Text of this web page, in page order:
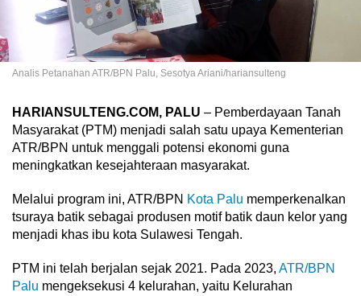
Analis Petanahan ATR/BPN Palu, Sesotya Ariani/hariansulteng
HARIANSULTENG.COM, PALU – Pemberdayaan Tanah
Masyarakat (PTM) menjadi salah satu upaya Kementerian
ATR/BPN untuk menggali potensi ekonomi guna
meningkatkan kesejahteraan masyarakat.
Melalui program ini, ATR/BPN Kota Palu memperkenalkan
tsuraya batik sebagai produsen motif batik daun kelor yang
menjadi khas ibu kota Sulawesi Tengah.
PTM ini telah berjalan sejak 2021. Pada 2023, ATR/BPN
Palu mengeksekusi 4 kelurahan, yaitu Kelurahan